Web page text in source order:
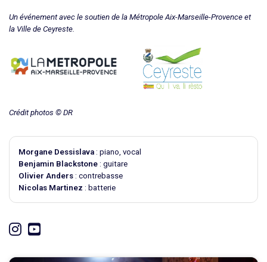
Un événement avec le soutien de la Métropole Aix-Marseille-Provence et
la Ville de Ceyreste.
Crédit photos © DR
Morgane Dessislava : piano, vocal
Benjamin Blackstone : guitare
Olivier Anders : contrebasse
Nicolas Martinez : batterie